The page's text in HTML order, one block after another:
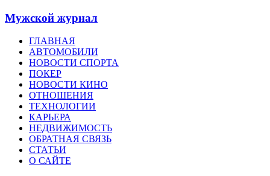
Мужской журнал
ГЛАВНАЯ
АВТОМОБИЛИ
НОВОСТИ СПОРТА
ПОКЕР
НОВОСТИ КИНО
ОТНОШЕНИЯ
ТЕХНОЛОГИИ
КАРЬЕРА
НЕДВИЖИМОСТЬ
ОБРАТНАЯ СВЯЗЬ
СТАТЬИ
О САЙТЕ